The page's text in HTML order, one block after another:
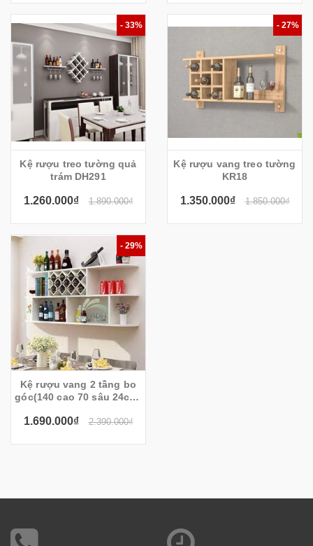
- 33%
Kệ rượu treo tường quả
trám DH291
1.260.000₫ 1.890.000₫
- 27%
Kệ rượu vang treo tường
KR18
1.350.000₫ 1.850.000₫
- 29%
Kệ rượu vang 2 tầng bo
góc(140 cao 70 sâu 24cm)
1.690.000₫ 2.390.000₫